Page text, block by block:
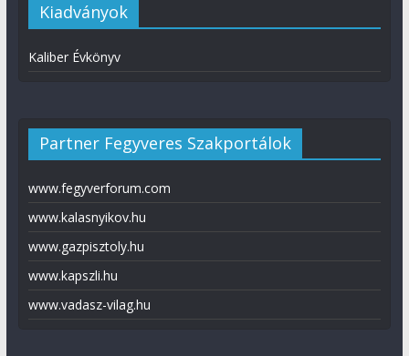
Kiadványok
Kaliber Évkönyv
Partner Fegyveres Szakportálok
www.fegyverforum.com
www.kalasnyikov.hu
www.gazpisztoly.hu
www.kapszli.hu
www.vadasz-vilag.hu